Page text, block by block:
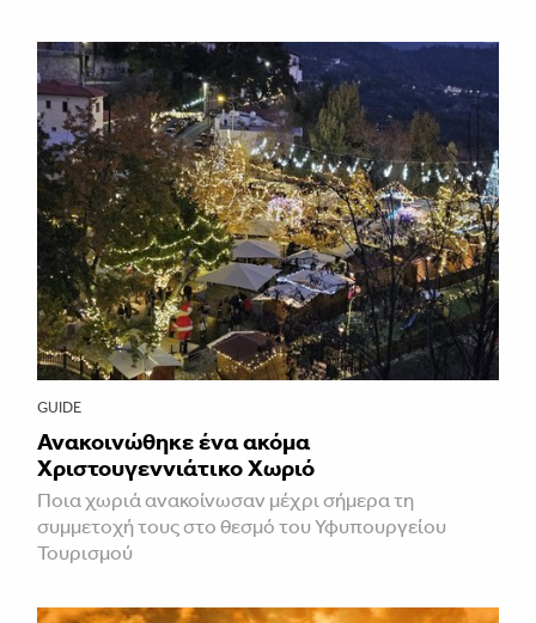
GUIDE
Ανακοινώθηκε ένα ακόμα
Χριστουγεννιάτικο Χωριό
Ποια χωριά ανακοίνωσαν μέχρι σήμερα τη
συμμετοχή τους στο θεσμό του Υφυπουργείου
Τουρισμού